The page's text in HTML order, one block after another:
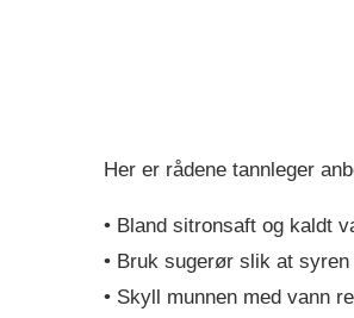
Her er rådene tannleger
• Bland sitronsaft og kaldt
• Bruk sugerør slik at
• Skyll munnen med vann